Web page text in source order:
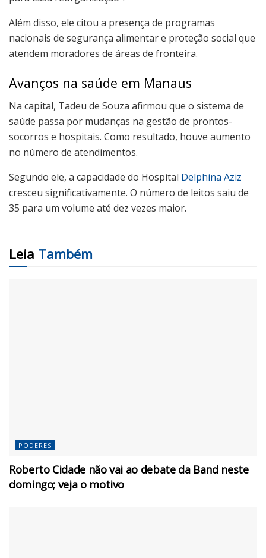
Além disso, ele citou a presença de programas
nacionais de segurança alimentar e proteção social que
atendem moradores de áreas de fronteira.
Avanços na saúde em Manaus
Na capital, Tadeu de Souza afirmou que o sistema de
saúde passa por mudanças na gestão de prontos-
socorros e hospitais. Como resultado, houve aumento
no número de atendimentos.
Segundo ele, a capacidade do Hospital Delphina Aziz
cresceu significativamente. O número de leitos saiu de
35 para um volume até dez vezes maior.
Leia Também
PODERES
Roberto Cidade não vai ao debate da Band neste
domingo; veja o motivo